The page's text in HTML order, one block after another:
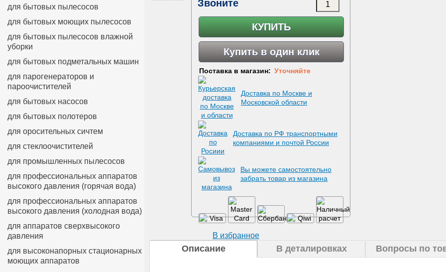
для бытовых пылесосов
для бытовых моющих пылесосов
для бытовых пылесосов влажной
уборки
для бытовых подметальных машин
для парогенераторов и
пароочистителей
для бытовых насосов
для бытовых полотеров
для оросительных сичтем
для стеклоочистителей
для промышленных пылесосов
для профессиональных аппаратов
высокого давления (горячая вода)
для профессиональных аппаратов
высокого давления (холодная вода)
для аппаратов сверхвысокого
давления
для высоконапорных стационарных
моющих аппаратов
Звоните
КУПИТЬ
Купить в один клик
Поставка в магазин: Уточняйте
Доставка по Москве и
Московской области
Доставка по РФ транспортными
компаниями и почтой России
Вы можете самостоятельно
забрать товар из магазина
В избранное
Описание В деталировках Вопросы по